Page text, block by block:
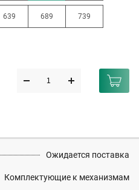
639 689 739
Ожидается поставка
Комплектующие к механизмам